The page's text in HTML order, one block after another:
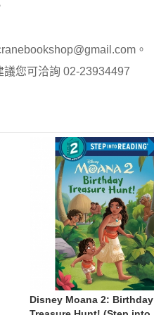
。
您可洽詢 02-23934497
Disney Moana 2: Birthday